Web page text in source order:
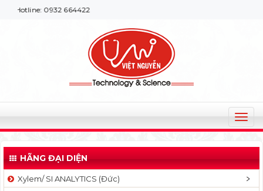
0932 664422
T
o
g
l
HÃNG ĐẠI DIỆN
Xylem/ SI ANALYTICS (Đức)